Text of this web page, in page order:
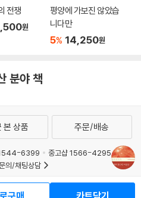
. 아프리카에서 나타나고 있는 이른
니아에서의 사회통합정책의 필요 등
현상들이다. 독일과 양안관계 또는
중앙에 자리 잡고 있던 북한의 한반
일과 함께 통합의 한 형태로 북한이
각하고 있었음을 보여준다. 그리고 평
이 오늘에 어떻게 발현될 수 있을지
전쟁
원
평양에 가보진 않았습
니다만
5% 14,250원
분야 책
구매 카트담기
본 상품 주문/배송
6399
중고샵 1566-4295
의/채팅상담
) 사업자 정보